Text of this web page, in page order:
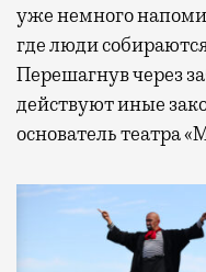
уже немного
где люди
Перешагнув через
действуют иные
основатель театра